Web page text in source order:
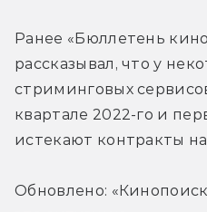
Ранее «Бюллетень
рассказывал, что у
стриминговых
квартале 2022-го и
истекают контракты
Обновлено: